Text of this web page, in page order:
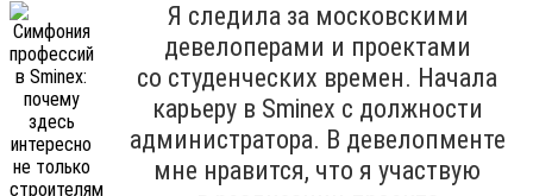
Я следила за московскими
девелоперами и проектами
со студенческих времен. Начала
карьеру в Sminex с должности
администратора. В девелопменте
мне нравится, что я участвую